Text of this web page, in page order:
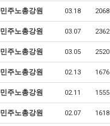
민주노총강원 03.18 2068
민주노총강원 03.07 2362
민주노총강원 03.05 2520
민주노총강원 02.13 1676
민주노총강원 02.11 1555
민주노총강원 02.07 1618